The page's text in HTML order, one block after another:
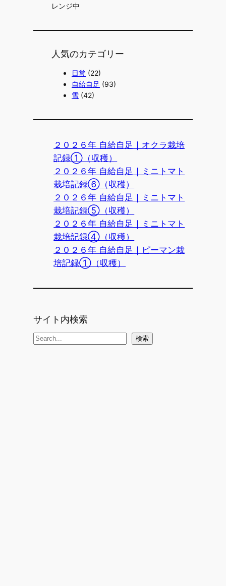
レンジ中
人気のカテゴリー
日常 (22)
自給自足 (93)
雪 (42)
２０２６年 自給自足｜オクラ栽培
記録①（収穫）
２０２６年 自給自足｜ミニトマト
栽培記録⑥（収穫）
２０２６年 自給自足｜ミニトマト
栽培記録⑤（収穫）
２０２６年 自給自足｜ミニトマト
栽培記録④（収穫）
２０２６年 自給自足｜ピーマン栽
培記録①（収穫）
サイト内検索
検
検索